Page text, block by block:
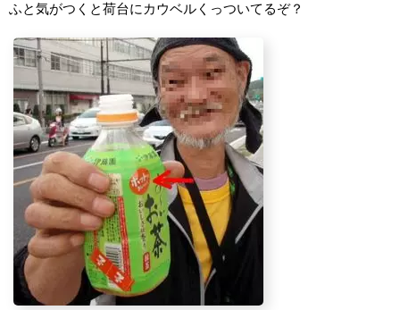
ふと気がつくと荷台にカウベルくっついてるぞ？